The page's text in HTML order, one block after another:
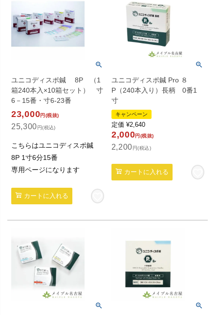
ユニコディスポ鍼 8P （1
箱240本入×10箱セット） 寸
6－15番・寸6-23番
23,000円(税抜)
25,300 円(税込)
こちらはユニコディスポ鍼
8P 1寸6分15番
専用ページになります
カートに入れる
ユニコディスポ鍼 Pro ８
P（240本入り）長柄 0番1
寸
キャンペーン
定価 ¥2,640
2,000円(税抜)
2,200 円(税込)
カートに入れる